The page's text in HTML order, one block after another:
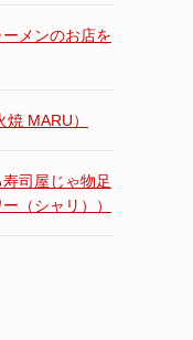
メンのお店を
MARU）
司屋じゃ物足
（シャリ））